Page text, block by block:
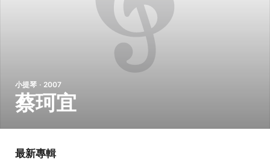
小提琴 · 2007
蔡珂宜
最新專輯